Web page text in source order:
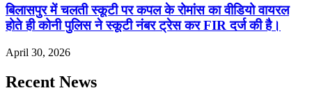
बिलासपुर में चलती स्कूटी पर कपल के रोमांस का वीडियो वायरल
होते ही कोनी पुलिस ने स्कूटी नंबर ट्रेस कर FIR दर्ज की है।
April 30, 2026
Recent News